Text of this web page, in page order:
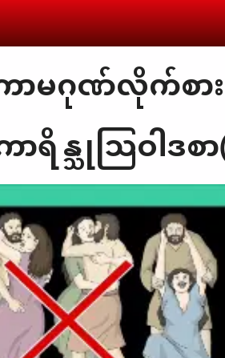
ာမဂုဏ်လိုက်စား
ာရိန္သုသြဝါဒစ